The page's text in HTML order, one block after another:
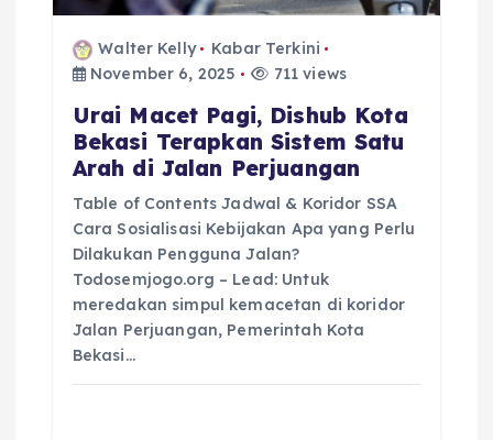
Walter Kelly
Kabar Terkini
November 6, 2025
711 views
Urai Macet Pagi, Dishub Kota
Bekasi Terapkan Sistem Satu
Arah di Jalan Perjuangan
Table of Contents Jadwal & Koridor SSA
Cara Sosialisasi Kebijakan Apa yang Perlu
Dilakukan Pengguna Jalan?
Todosemjogo.org – Lead: Untuk
meredakan simpul kemacetan di koridor
Jalan Perjuangan, Pemerintah Kota
Bekasi…